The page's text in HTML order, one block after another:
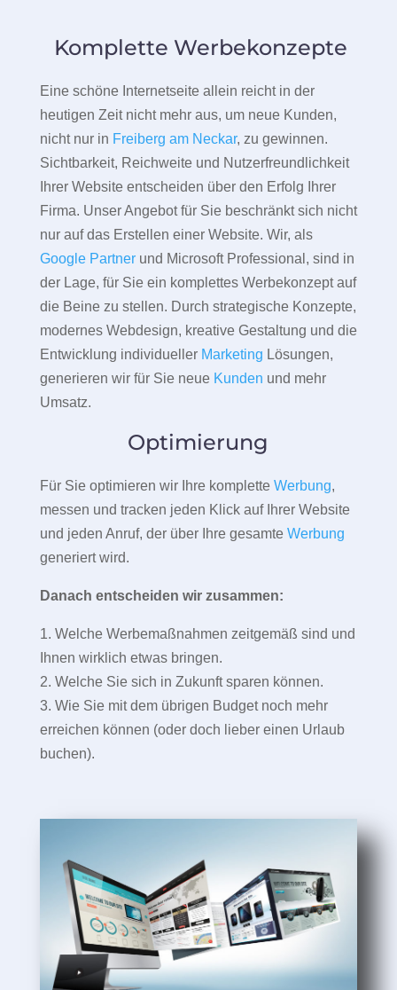
Komplette Werbekonzepte
Eine schöne Internetseite allein reicht in der
heutigen Zeit nicht mehr aus, um neue Kunden,
nicht nur in Freiberg am Neckar, zu gewinnen.
Sichtbarkeit, Reichweite und Nutzerfreundlichkeit
Ihrer Website entscheiden über den Erfolg Ihrer
Firma. Unser Angebot für Sie beschränkt sich nicht
nur auf das Erstellen einer Website. Wir, als
Google Partnerund Microsoft Professional, sind in
der Lage, für Sie ein komplettes Werbekonzept auf
die Beine zu stellen. Durch strategische Konzepte,
modernes Webdesign, kreative Gestaltung und die
Entwicklung individueller Marketing Lösungen,
generieren wir für Sie neue Kunden und mehr
Umsatz.
Optimierung
Für Sie optimieren wir Ihre komplette Werbung,
messen und tracken jeden Klick auf Ihrer Website
und jeden Anruf, der über Ihre gesamte Werbung
generiert wird.
Danach entscheiden wir zusammen:
1. Welche Werbemaßnahmen zeitgemäß sind und
Ihnen wirklich etwas bringen.
2. Welche Sie sich in Zukunft sparen können.
3. Wie Sie mit dem übrigen Budget noch mehr
erreichen können (oder doch lieber einen Urlaub
buchen).